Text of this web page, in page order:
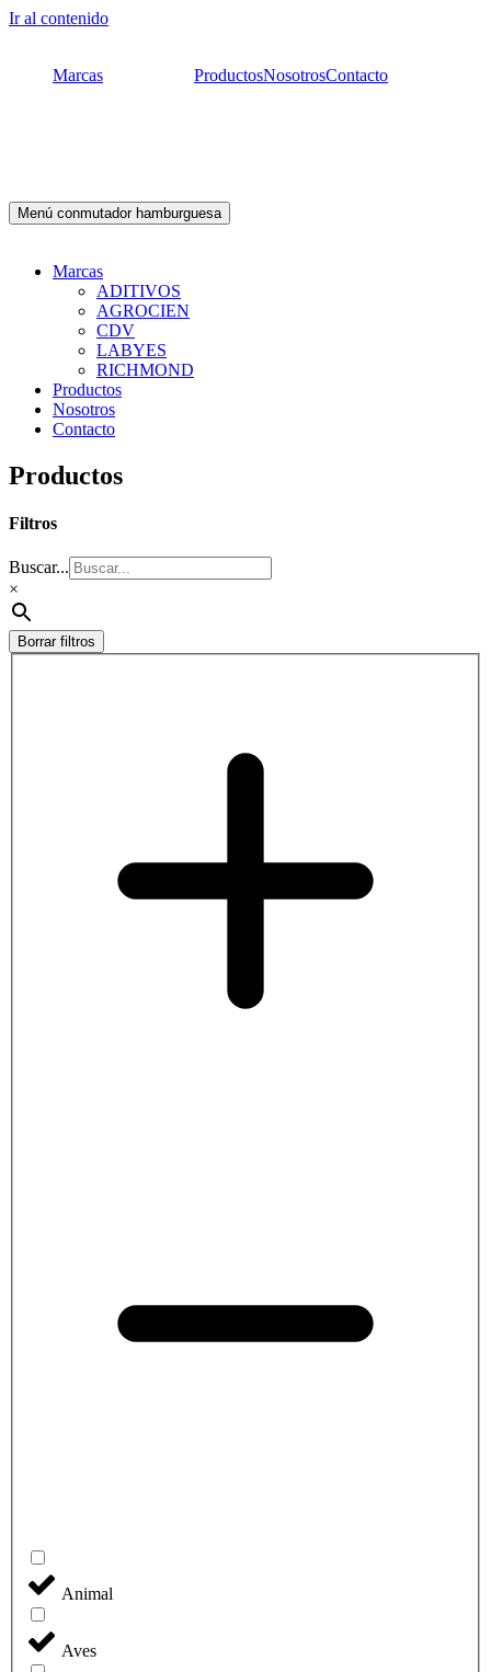
Ir al contenido
Marcas ProductosNosotrosContacto
Menú conmutador hamburguesa
Marcas
ADITIVOS
AGROCIEN
CDV
LABYES
RICHMOND
Productos
Nosotros
Contacto
Productos
Filtros
Buscar...
×
Borrar filtros
Animal
Aves